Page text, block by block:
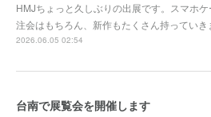
HMJちょっと久しぶりの出展です。スマホケ
注会はもちろん、新作もたくさん持っていき
2026.06.05 02:54
台南で展覧会を開催します